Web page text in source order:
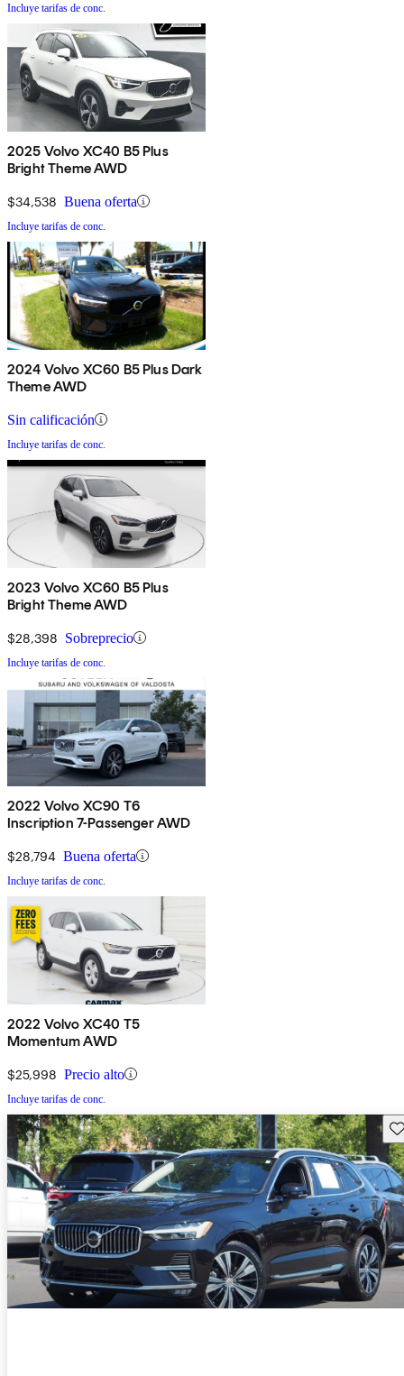
Incluye tarifas de conc.
2025 Volvo XC40 B5 Plus
Bright Theme AWD
$34,538 Buena oferta
Incluye tarifas de conc.
2024 Volvo XC60 B5 Plus Dark
Theme AWD
Sin calificación
Incluye tarifas de conc.
2023 Volvo XC60 B5 Plus
Bright Theme AWD
$28,398 Sobreprecio
Incluye tarifas de conc.
2022 Volvo XC90 T6
Inscription 7-Passenger AWD
$28,794 Buena oferta
Incluye tarifas de conc.
2022 Volvo XC40 T5
Momentum AWD
$25,998 Precio alto
Incluye tarifas de conc.